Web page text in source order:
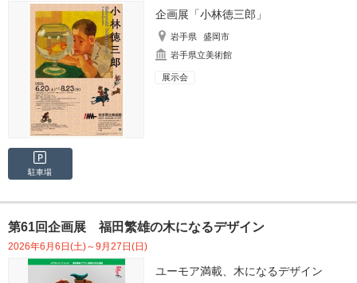
企画展「小林徳三郎」
岩手県
盛岡市
岩手県立美術館
展示会
駐車場
第61回企画展 福田繁雄の木になるデザイン
2026年6月6日(土)～9月27日(日)
ユーモア満載、木になるデザイン